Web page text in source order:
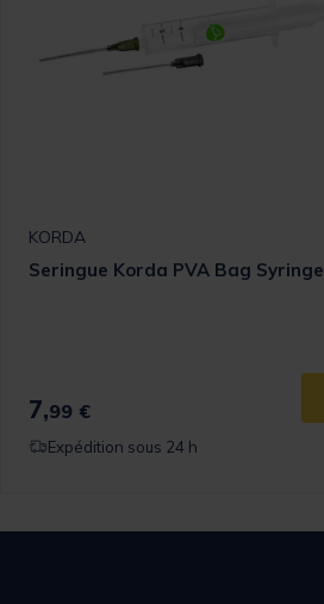
KORDA
Seringue Korda PVA Bag Syringe
7,99 €
Expédition sous 24 h